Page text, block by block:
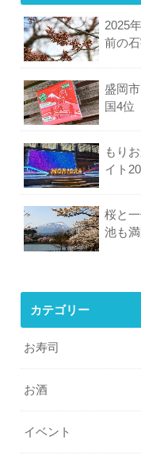
2025
前の
盛岡
国4位
もり
イト
桜と
池も
カテゴリー
お寿司
お酒
イベント